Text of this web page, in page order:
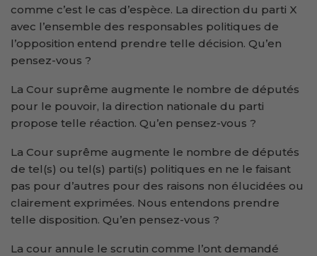
comme c’est le cas d’espèce. La direction du parti X
avec l’ensemble des responsables politiques de
l’opposition entend prendre telle décision. Qu’en
pensez-vous ?
La Cour suprême augmente le nombre de députés
pour le pouvoir, la direction nationale du parti
propose telle réaction. Qu’en pensez-vous ?
La Cour suprême augmente le nombre de députés
de tel(s) ou tel(s) parti(s) politiques en ne le faisant
pas pour d’autres pour des raisons non élucidées ou
clairement exprimées. Nous entendons prendre
telle disposition. Qu’en pensez-vous ?
La cour annule le scrutin comme l’ont demandé